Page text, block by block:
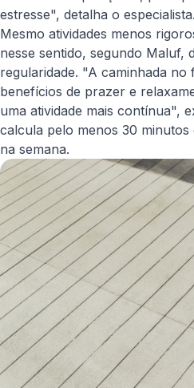
estresse", detalha o especialista.
Mesmo atividades menos
nesse sentido, segundo Maluf,
regularidade. "A caminhada no
benefícios de prazer e
uma atividade mais contínua",
calcula pelo menos 30
na semana.